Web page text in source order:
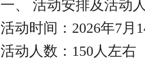
一、 活动安排及活动
活动时间：2026年7月
活动人数：150人左右